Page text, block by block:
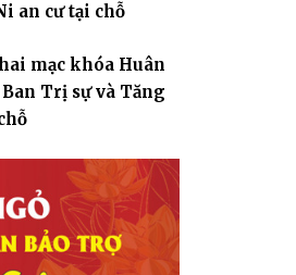
an cư tại chỗ
mạc khóa Huân
Trị sự và Tăng